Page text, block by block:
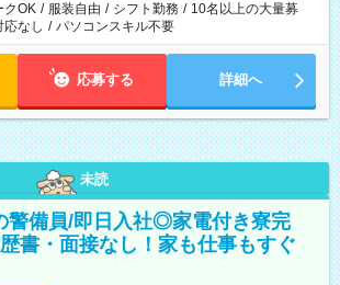
クOK / 服装自由 / シフト勤務 / 10名以上の大量募
応なし / パソコンスキル不要
応募する 詳細へ
未読
警備員/即日入社◎家電付き寮完
書・面接なし！家も仕事もすぐ